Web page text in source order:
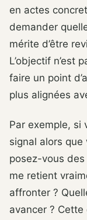
en actes
demander
mérite d’être
L’objectif n’est
faire un point
plus alignées
Par exemple, si
signal alors que
posez-vous des
me retient
affronter ?
avancer ?